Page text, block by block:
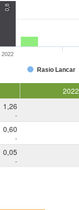
0,8
Rasio Lancar
2022
2022
1,26
-
0,60
-
0,05
-